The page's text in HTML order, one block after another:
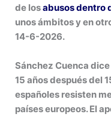
de losabusos dentro
unos ámbitos y en
14-6-2026.
Sánchez Cuenca
15 años después del
españoles resisten
países europeos. El